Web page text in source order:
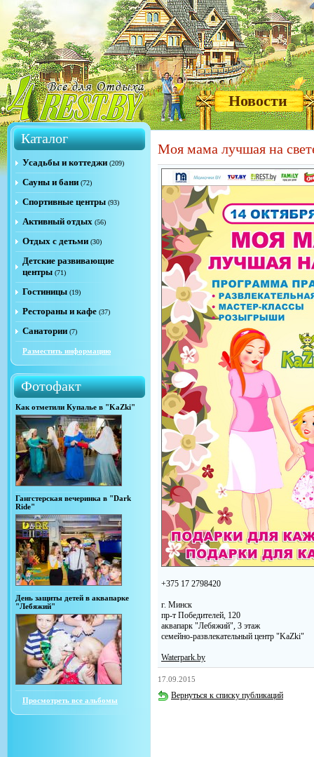
Новости
Каталог
Усадьбы и коттеджи (209)
Сауны и бани (72)
Спортивные центры (93)
Активный отдых (56)
Отдых с детьми (30)
Детские развивающие
центры (71)
Гостиницы (19)
Рестораны и кафе (37)
Санатории (7)
Разместить информацию
Фотофакт
Как отметили Купалье в "KaZki"
Гангстерская вечеринка в "Dark
Ride"
День защиты детей в аквапарке
"Лебяжий"
Просмотреть все альбомы
Моя мама лучшая на
+375 17 2798420
г. Минск
пр-т Победителей, 120
аквапарк "Лебяжий", 3 этаж
семейно-развлекательный центр "KaZki"
Waterpark.by
17.09.2015
Вернуться к списку публикаций